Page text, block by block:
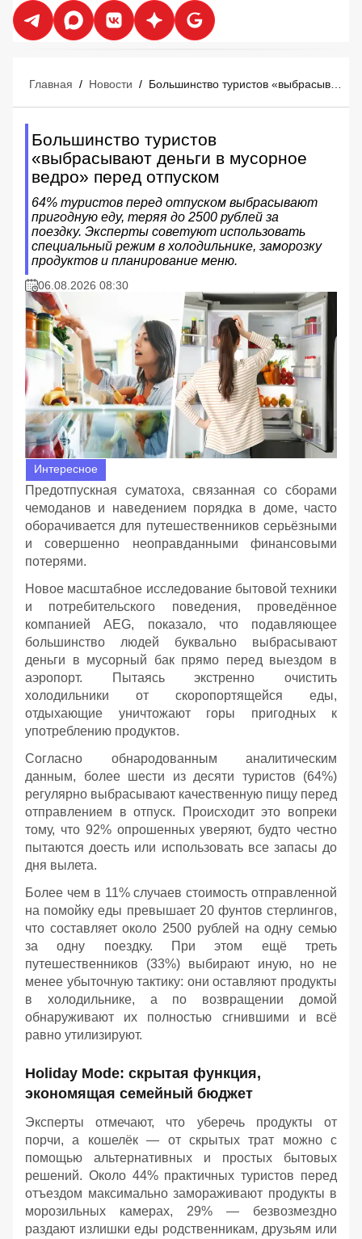
Главная / Новости /
Большинство туристов
«выбрасывают деньги в мусорное
ведро» перед отпуском
64% туристов перед отпуском выбрасывают
пригодную еду, теряя до 2500 рублей за
поездку. Эксперты советуют использовать
специальный режим в холодильнике, заморозку
продуктов и планирование меню.
06.08.2026 08:30
Интересное
Предотпускная суматоха, связанная со сборами
чемоданов и наведением порядка в доме, часто
оборачивается для путешественников серьёзными
и совершенно неоправданными финансовыми
потерями.
Новое масштабное исследование бытовой техники
и потребительского поведения, проведённое
компанией AEG, показало, что подавляющее
большинство людей буквально выбрасывают
деньги в мусорный бак прямо перед выездом в
аэропорт. Пытаясь экстренно очистить
холодильники от скоропортящейся еды,
отдыхающие уничтожают горы пригодных к
употреблению продуктов.
Согласно обнародованным аналитическим
данным, более шести из десяти туристов (64%)
регулярно выбрасывают качественную пищу перед
отправлением в отпуск. Происходит это вопреки
тому, что 92% опрошенных уверяют, будто честно
пытаются доесть или использовать все запасы до
дня вылета.
Более чем в 11% случаев стоимость отправленной
на помойку еды превышает 20 фунтов стерлингов,
что составляет около 2500 рублей на одну семью
за одну поездку. При этом ещё треть
путешественников (33%) выбирают иную, но не
менее убыточную тактику: они оставляют продукты
в холодильнике, а по возвращении домой
обнаруживают их полностью сгнившими и всё
равно утилизируют.
Holiday Mode: скрытая функция,
экономящая семейный бюджет
Эксперты отмечают, что уберечь продукты от
порчи, а кошелёк — от скрытых трат можно с
помощью альтернативных и простых бытовых
решений. Около 44% практичных туристов перед
отъездом максимально замораживают продукты в
морозильных камерах, 29% — безвозмездно
раздают излишки еды родственникам, друзьям или